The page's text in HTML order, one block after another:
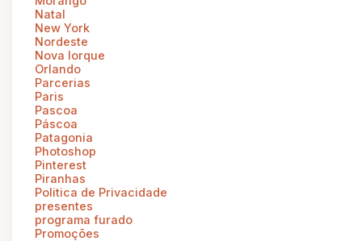
Natal
New York
Nordeste
Nova Iorque
Orlando
Parcerias
Paris
Pascoa
Páscoa
Patagonia
Photoshop
Pinterest
Piranhas
Politica de Privacidade
presentes
programa furado
Promoções